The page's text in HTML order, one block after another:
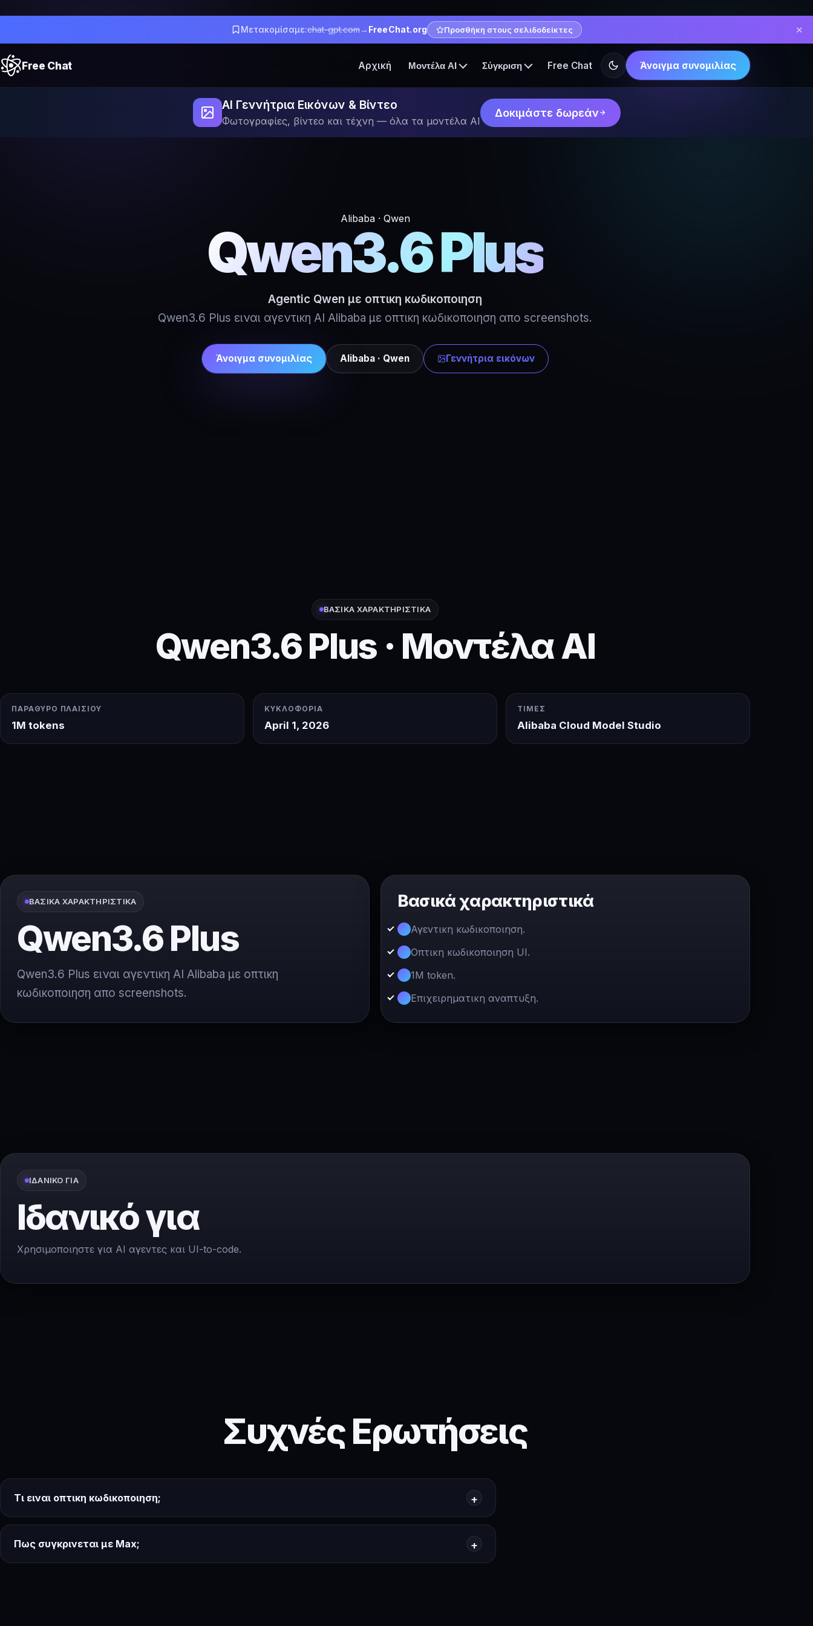
Μετακομίσαμε:chat-gpt.com→ FreeChat.org Προσθήκη στους σελιδοδείκτες ✕
Free Chat Αρχική Μοντέλα AI Σύγκριση Free Chat Άνοιγμα συνομιλίας
AI Γεννήτρια Εικόνων & Βίντεο
Φωτογραφίες, βίντεο και τέχνη — όλα τα μοντέλα AI
Δοκιμάστε δωρεάν
Alibaba · Qwen
Qwen3.6 Plus
Agentic Qwen με οπτικη κωδικοποιηση
Qwen3.6 Plus ειναι αγεντικη AI Alibaba με οπτικη κωδικοποιηση απο screenshots.
Άνοιγμα συνομιλίας Alibaba · Qwen Γεννήτρια εικόνων
ΒΑΣΙΚΆ ΧΑΡΑΚΤΗΡΙΣΤΙΚΆ
Qwen3.6 Plus · Μοντέλα AI
ΠΑΡΆΘΥΡΟ ΠΛΑΙΣΊΟΥ
1M tokens
ΚΥΚΛΟΦΟΡΊΑ
April 1, 2026
ΤΙΜΈΣ
Alibaba Cloud Model Studio
ΒΑΣΙΚΆ ΧΑΡΑΚΤΗΡΙΣΤΙΚΆ
Qwen3.6 Plus
Qwen3.6 Plus ειναι αγεντικη AI Alibaba με οπτικη
κωδικοποιηση απο screenshots.
Βασικά χαρακτηριστικά
Αγεντικη κωδικοποιηση.
Οπτικη κωδικοποιηση UI.
1M token.
Επιχειρηματικη αναπτυξη.
ΙΔΑΝΙΚΌ ΓΙΑ
Ιδανικό για
Χρησιμοποιηστε για AI αγεντες και UI-to-code.
Συχνές Ερωτήσεις
Τι ειναι οπτικη κωδικοποιηση;
Πως συγκρινεται με Max;